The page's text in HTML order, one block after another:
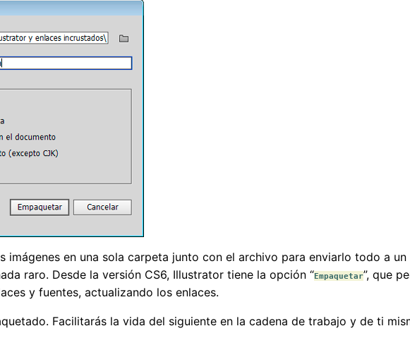
imágenes en una sola carpeta junto con el archivo para enviarlo todo a
raro. Desde la versión CS6, Illustrator tiene la opción “Empaquetar”, que
y fuentes, actualizando los enlaces.
Facilitarás la vida del siguiente en la cadena de trabajo y de ti